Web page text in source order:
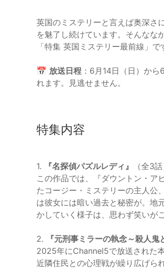
英国のミステリーと言えば奥深さ
を魅了し続けています。そんなな
「特集 英国ミステリー最前線」で
📅 放送日程 ：6月14日（日）か
れます。見逃せません。
特集内容
1. 『名探偵パズルレディ』
（全3話
この作品では、『ダウントン・ア
たコージー・ミステリーの主人公
は彼女には暗い過去と秘密が。地
かしていく様子は、思わず笑いが
2. 『元刑事ミラーの執念～殺人鬼
2025年にChannel5で放送された
近隣住民との心理戦が繰り広げら